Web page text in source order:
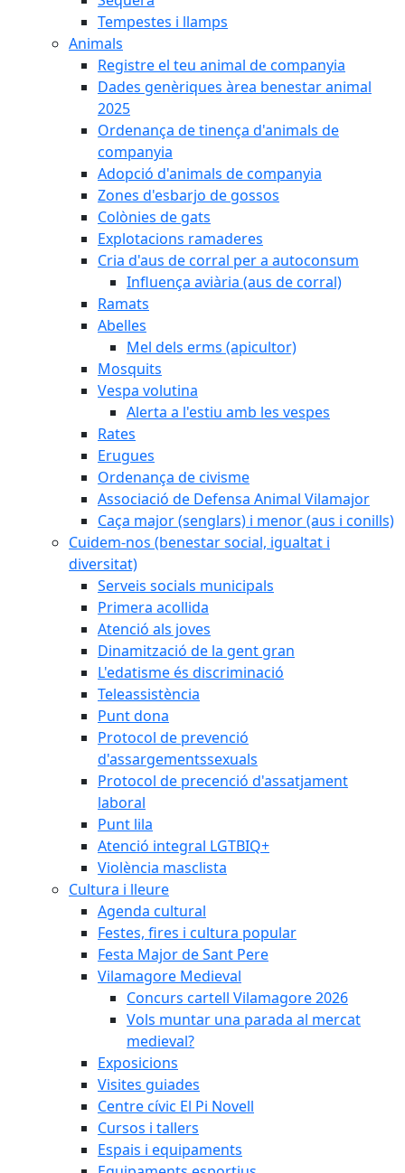
Tempestes i llamps
Animals
Registre el teu animal de companyia
Dades genèriques àrea benestar animal
2025
Ordenança de tinença d'animals de
companyia
Adopció d'animals de companyia
Zones d'esbarjo de gossos
Colònies de gats
Explotacions ramaderes
Cria d'aus de corral per a autoconsum
Influença aviària (aus de corral)
Ramats
Abelles
Mel dels erms (apicultor)
Mosquits
Vespa volutina
Alerta a l'estiu amb les vespes
Rates
Erugues
Ordenança de civisme
Associació de Defensa Animal Vilamajor
Caça major (senglars) i menor (aus i conills)
Cuidem-nos (benestar social, igualtat i
diversitat)
Serveis socials municipals
Primera acollida
Atenció als joves
Dinamització de la gent gran
L'edatisme és discriminació
Teleassistència
Punt dona
Protocol de prevenció
d'assargementssexuals
Protocol de precenció d'assatjament
laboral
Punt lila
Atenció integral LGTBIQ+
Violència masclista
Cultura i lleure
Agenda cultural
Festes, fires i cultura popular
Festa Major de Sant Pere
Vilamagore Medieval
Concurs cartell Vilamagore 2026
Vols muntar una parada al mercat
medieval?
Exposicions
Visites guiades
Centre cívic El Pi Novell
Cursos i tallers
Espais i equipaments